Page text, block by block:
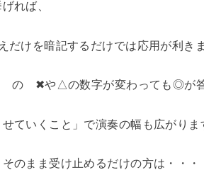
れば、
だけを暗記するだけでは応用が利き
✖︎や△の数字が変わっても◎が答
ていくこと」で演奏の幅も広がりま
のまま受け止めるだけの方は・・・